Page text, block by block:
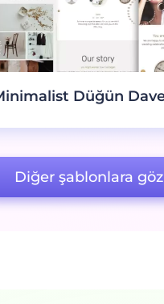
Düğün
Diğer şablonlara